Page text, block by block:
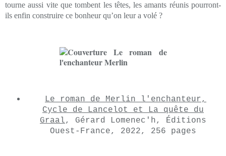
tourne aussi vite que tombent les têtes, les amants réunis pourront-
ils enfin construire ce bonheur qu’on leur a volé ?
Le roman de Merlin l'enchanteur,
Cycle de Lancelot et La quête du
Graal, Gérard Lomenec'h, Éditions
Ouest-France, 2022, 256 pages